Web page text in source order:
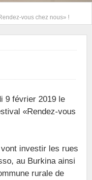
vous chez nous» !
9 février 2019 le
«Rendez-vous
investir les rues
au Burkina ainsi
rurale de